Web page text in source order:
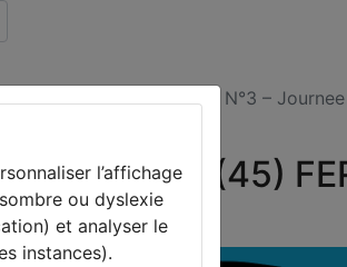
Radio Renoir – Podcast N°3 –
RENOIR (45)
l’affichage
ou dyslexie
et analyser le
instances).